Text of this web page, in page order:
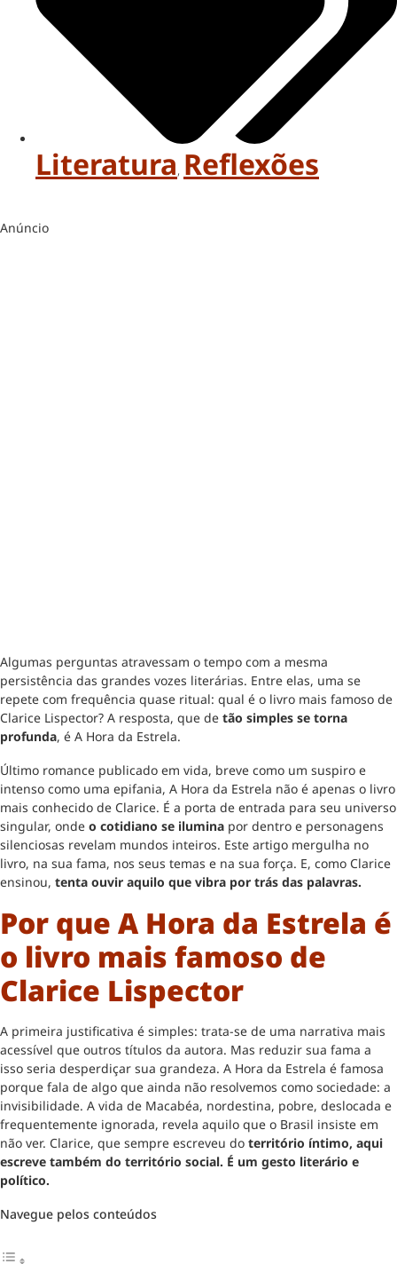
Literatura, Reflexões
Anúncio
Algumas perguntas atravessam o tempo com a mesma
persistência das grandes vozes literárias. Entre elas, uma se
repete com frequência quase ritual: qual é o livro mais famoso de
Clarice Lispector? A resposta, que de tão simples se torna
profunda, é A Hora da Estrela.
Último romance publicado em vida, breve como um suspiro e
intenso como uma epifania, A Hora da Estrela não é apenas o livro
mais conhecido de Clarice. É a porta de entrada para seu universo
singular, onde o cotidiano se ilumina por dentro e personagens
silenciosas revelam mundos inteiros. Este artigo mergulha no
livro, na sua fama, nos seus temas e na sua força. E, como Clarice
ensinou, tenta ouvir aquilo que vibra por trás das palavras.
Por que A Hora da Estrela é
o livro mais famoso de
Clarice Lispector
A primeira justificativa é simples: trata-se de uma narrativa mais
acessível que outros títulos da autora. Mas reduzir sua fama a
isso seria desperdiçar sua grandeza. A Hora da Estrela é famosa
porque fala de algo que ainda não resolvemos como sociedade: a
invisibilidade. A vida de Macabéa, nordestina, pobre, deslocada e
frequentemente ignorada, revela aquilo que o Brasil insiste em
não ver. Clarice, que sempre escreveu do território íntimo, aqui
escreve também do território social. É um gesto literário e
político.
Navegue pelos conteúdos